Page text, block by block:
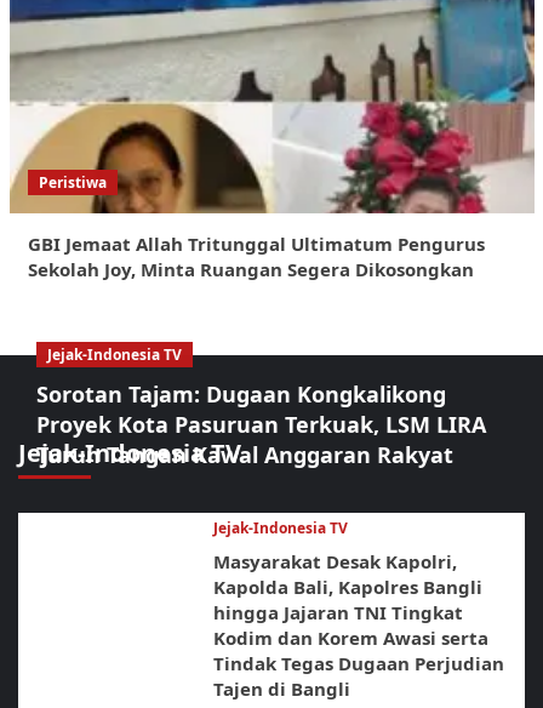
Peristiwa
GBI Jemaat Allah Tritunggal Ultimatum Pengurus
Sekolah Joy, Minta Ruangan Segera Dikosongkan
Jejak-Indonesia TV
Jejak-Indonesia TV
Sorotan Tajam: Dugaan Kongkalikong
Proyek Kota Pasuruan Terkuak, LSM LIRA
Turun Tangan Kawal Anggaran Rakyat
Jejak-Indonesia TV
Masyarakat Desak Kapolri,
Kapolda Bali, Kapolres Bangli
hingga Jajaran TNI Tingkat
Kodim dan Korem Awasi serta
Tindak Tegas Dugaan Perjudian
Tajen di Bangli